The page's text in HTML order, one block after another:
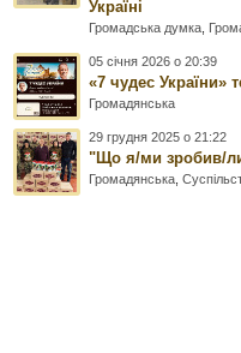
Україні
Громадська думка,
05 січня 2026 о 20:39
«7 чудес України»
Громадянська
29 грудня 2025 о 21:22
"Що я/ми зробив/ли
Громадянська,